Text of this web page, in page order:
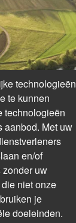
technologieën
te kunnen
technologieën
aanbod. Met uw
en/of
uw
niet onze
je
doeleinden.